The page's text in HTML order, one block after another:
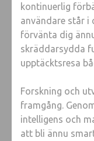
kontinuerlig
användare står i
förvänta dig
skräddarsydda
upptäcktsresa
Forskning och
framgång.
intelligens och
att bli ännu